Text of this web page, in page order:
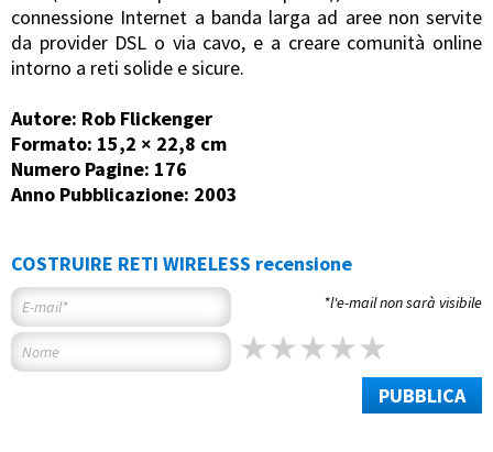
connessione Internet a banda larga ad aree non servite
da provider DSL o via cavo, e a creare comunità online
intorno a reti solide e sicure.
Autore: Rob Flickenger
Formato: 15,2 × 22,8 cm
Numero Pagine: 176
Anno Pubblicazione: 2003
COSTRUIRE RETI WIRELESS recensione
*l'e-mail non sarà visibile
PUBBLICA